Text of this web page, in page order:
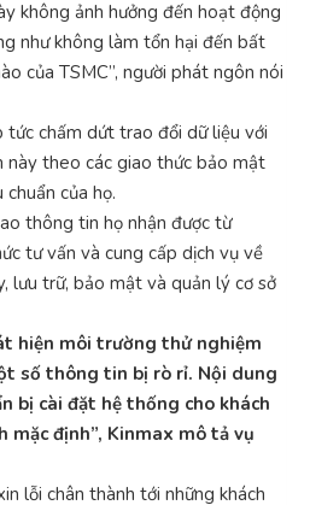
không ảnh hưởng đến hoạt động
như không làm tổn hại đến bất
của TSMC”, người phát ngôn nói
tức chấm dứt trao đổi dữ liệu với
này theo các giao thức bảo mật
của họ.
thông tin họ nhận được từ
tư vấn và cung cấp dịch vụ về
lưu trữ, bảo mật và quản lý cơ sở
hiện môi trường thử nghiệm
số thông tin bị rò rỉ. Nội dung
bị cài đặt hệ thống cho khách
mặc định”, Kinmax mô tả vụ
lỗi chân thành tới những khách